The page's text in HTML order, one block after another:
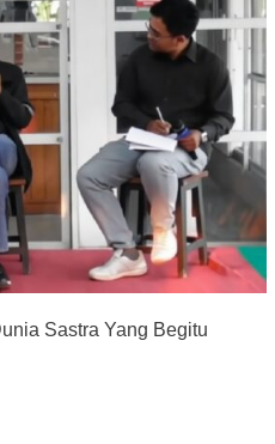
Sastra Yang Begitu